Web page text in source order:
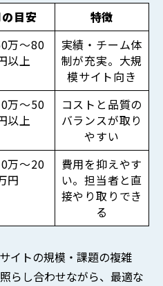
目安
特徴
万〜80
以上
実績・チーム体
制が充実。大規
模サイト向き
万〜50
以上
コストと品質の
バランスが取り
やすい
万〜20
円
費用を抑えやす
い。担当者と直
接やり取りでき
る
イトの規模・課題の複雑
らし合わせながら、最適な